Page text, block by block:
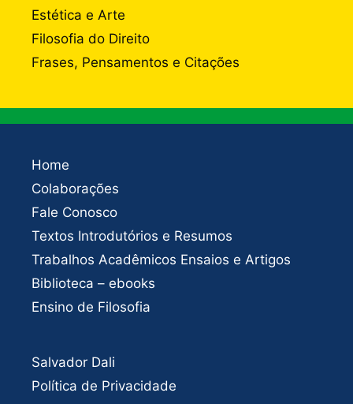
Estética e Arte
Filosofia do Direito
Frases, Pensamentos e Citações
Home
Colaborações
Fale Conosco
Textos Introdutórios e Resumos
Trabalhos Acadêmicos Ensaios e Artigos
Biblioteca – ebooks
Ensino de Filosofia
Salvador Dali
Política de Privacidade